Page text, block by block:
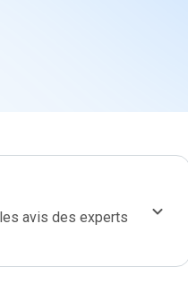
avis des experts